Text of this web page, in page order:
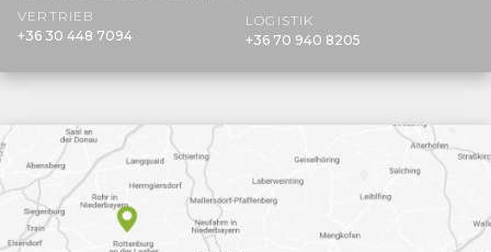
VERTRIEB
+36 30 448 7094
LOGISTIK
+36 70 940 8205